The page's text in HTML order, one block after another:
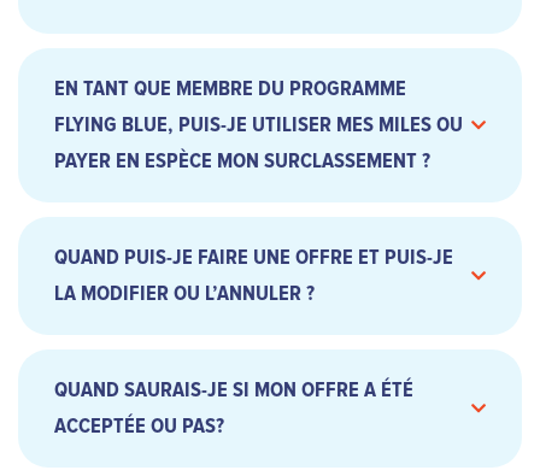
EN TANT QUE MEMBRE DU PROGRAMME
FLYING BLUE, PUIS-JE UTILISER MES MILES OU
PAYER EN ESPÈCE MON SURCLASSEMENT ?
QUAND PUIS-JE FAIRE UNE OFFRE ET PUIS-JE
LA MODIFIER OU L’ANNULER ?
QUAND SAURAIS-JE SI MON OFFRE A ÉTÉ
ACCEPTÉE OU PAS?